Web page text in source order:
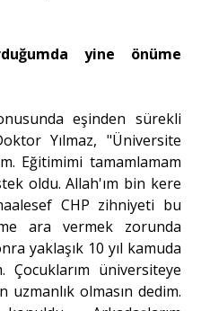
yine önüme
eşinden sürekli
Yılmaz, "Üniversite
Eğitimimi tamamlamam
oldu. Allah'ım bin kere
CHP zihniyeti bu
ara vermek zorunda
yaklaşık 10 yıl kamuda
Çocuklarım üniversiteye
olmasın dedim.